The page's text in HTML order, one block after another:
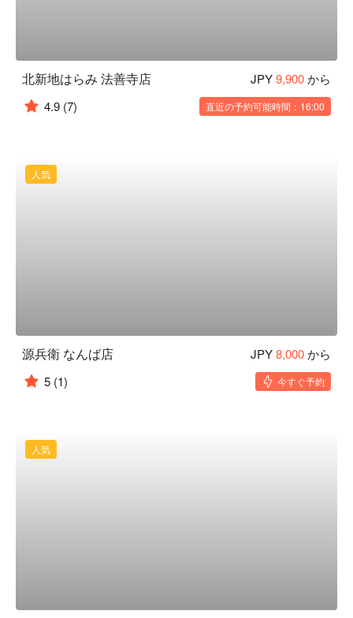
北新地はらみ 法善寺店 JPY9,900から
4.9 (7) 直近の予約可能時間：16:00
人気
源兵衛 なんば店 JPY8,000から
5 (1) 今すぐ予約
人気